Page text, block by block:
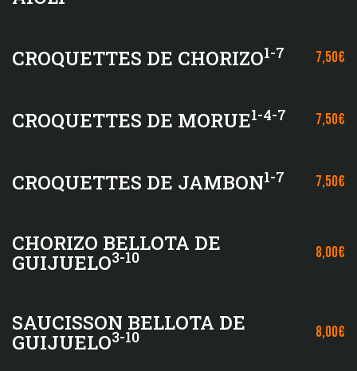
CROQUETTES DE CHORIZO1-7 7,50€
CROQUETTES DE MORUE1-4-7 7,50€
CROQUETTES DE JAMBON1-7 7,50€
CHORIZO BELLOTA DE
GUIJUELO3-10 8,00€
SAUCISSON BELLOTA DE
GUIJUELO3-10 8,00€